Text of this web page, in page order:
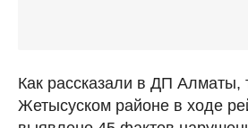
Как рассказали в ДП Алматы,
Жетысуском районе в ходе